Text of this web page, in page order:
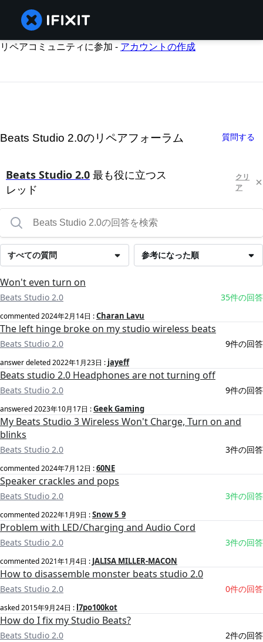
リペアコミュニティに参加 - アカウントの作成
Beats Studio 2.0のリペアフォーラム 質問する
Beats Studio 2.0 最も役に立つス
レッド
クリ
ア
参考になった順
すべての質問
Won't even turn on
Beats Studio 2.0 35件の回答
commented2024年2月14日 :Charan Lavu
The left hinge broke on my studio wireless beats
Beats Studio 2.0 9件の回答
answer deleted2022年1月23日 : jayeff
Beats studio 2.0 Headphones are not turning off
Beats Studio 2.0 9件の回答
answered2023年10月17日 :Geek Gaming
My Beats Studio 3 Wireless Won't Charge, Turn on and
blinks
Beats Studio 2.0 3件の回答
commented2024年7月12日 :60NE
Speaker crackles and pops
Beats Studio 2.0 3件の回答
commented2022年1月9日 :Snow 5_9
Problem with LED/Charging and Audio Cord
Beats Studio 2.0 3件の回答
commented2021年1月4日 : JALISA MILLER-MACON
How to disassemble monster beats studio 2.0
Beats Studio 2.0 0件の回答
asked2015年9月24日 : l7po100kot
How do I fix my Studio Beats?
Beats Studio 2.0 2件の回答